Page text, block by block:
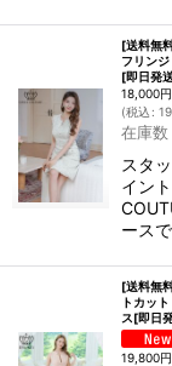
[送料無
フリン
[即日発
18,000円
(税込 :
在庫数
スタ
イン
ース
[送料無
トカッ
ス[即日
19,800円